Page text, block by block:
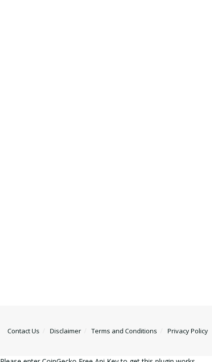
Contact Us Disclaimer Terms and Conditions Privacy Policy